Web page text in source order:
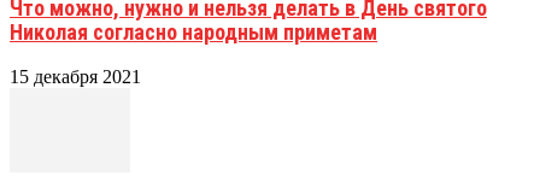
Что можно, нужно и нельзя делать в День святого
Николая согласно народным приметам
15 декабря 2021